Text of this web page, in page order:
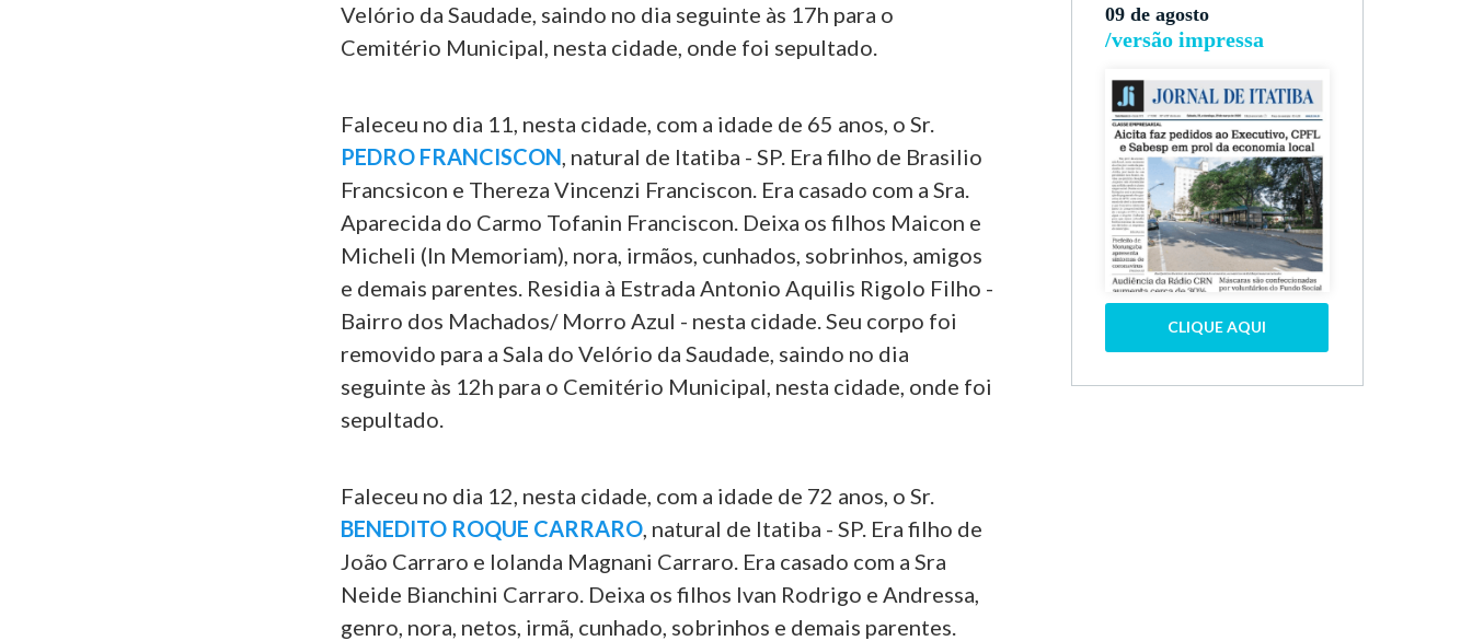
Velório da Saudade, saindo no dia seguinte às 17h para o
Cemitério Municipal, nesta cidade, onde foi sepultado.
Faleceu no dia 11, nesta cidade, com a idade de 65 anos, o Sr.
PEDRO FRANCISCON, natural de Itatiba - SP. Era filho de Brasilio
Francsicon e Thereza Vincenzi Franciscon. Era casado com a Sra.
Aparecida do Carmo Tofanin Franciscon. Deixa os filhos Maicon e
Micheli (In Memoriam), nora, irmãos, cunhados, sobrinhos, amigos
e demais parentes. Residia à Estrada Antonio Aquilis Rigolo Filho -
Bairro dos Machados/ Morro Azul - nesta cidade. Seu corpo foi
removido para a Sala do Velório da Saudade, saindo no dia
seguinte às 12h para o Cemitério Municipal, nesta cidade, onde foi
sepultado.
Faleceu no dia 12, nesta cidade, com a idade de 72 anos, o Sr.
BENEDITO ROQUE CARRARO, natural de Itatiba - SP. Era filho de
João Carraro e Iolanda Magnani Carraro. Era casado com a Sra
Neide Bianchini Carraro. Deixa os filhos Ivan Rodrigo e Andressa,
genro, nora, netos, irmã, cunhado, sobrinhos e demais parentes.
09 de agosto
/versão impressa
CLIQUE AQUI